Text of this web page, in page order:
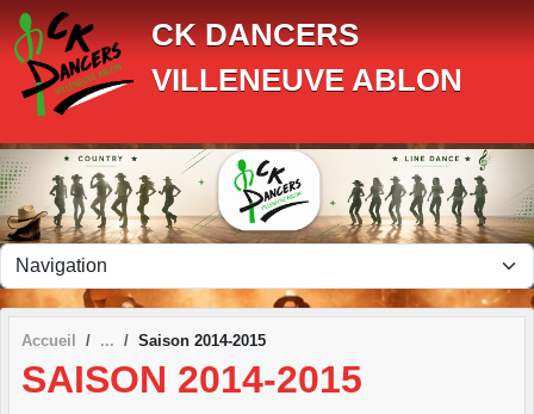
CK DANCERS
VILLENEUVE ABLON
Accueil Saison 2014-2015
SAISON 2014-2015
Panneau de gestion des cookies